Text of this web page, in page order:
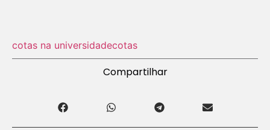
cotas na universidadecotas
Compartilhar